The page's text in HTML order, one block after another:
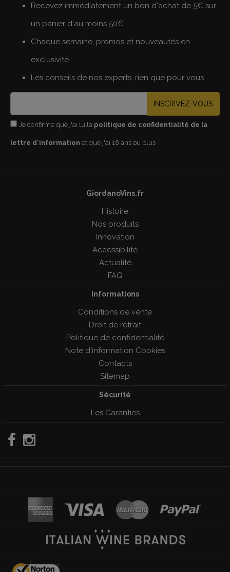
Recevez immédiatement un bon d'achat de 5€ sur
un panier d'au moins 50€
Chaque semaine, promos et nouveautés en
exclusivité
Les conseils de nos experts, rien que pour vous
INSCRIVEZ-VOUS
Je confirme que j'ai lu la politique de confidentialité de la
lettre d'information et que j'ai 18 ans ou plus
GiordanoVins.fr
Histoire
Nos produits
Innovation
Accessibilité
Actualité
FAQ
Informations
Conditions de vente
Droit de retrait
Politique de confidentialité
Note d'information Cookies
Contacts
Sitemap
Sécurité
Les Garanties